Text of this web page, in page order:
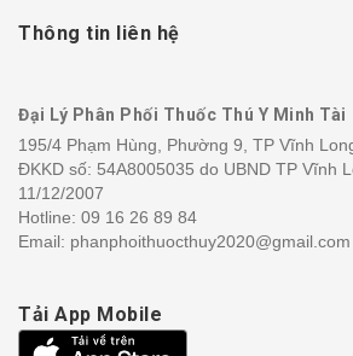
Thông tin liên hệ
Đại Lý Phân Phối Thuốc Thú Y Minh Tài
195/4 Phạm Hùng, Phường 9, TP Vĩnh
ĐKKD số: 54A8005035 do UBND TP Vĩnh
11/12/2007
Hotline: 09 16 26 89 84
Email: phanphoithuocthuy2020@gmail.com
Tải App Mobile